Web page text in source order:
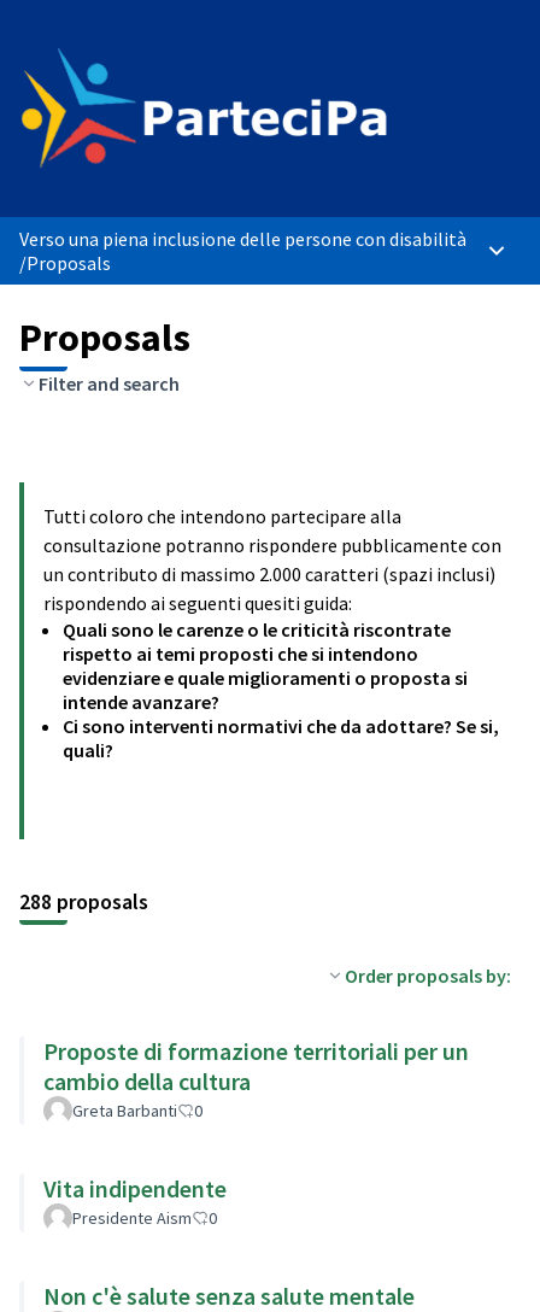
Verso una piena inclusione delle persone con disabilità
/Proposals Main
Proposals
Filter and search
Tutti coloro che intendono partecipare alla
consultazione potranno rispondere pubblicamente con
un contributo di massimo 2.000 caratteri (spazi inclusi)
rispondendo ai seguenti quesiti guida:
Quali sono le carenze o le criticità riscontrate
rispetto ai temi proposti che si intendono
evidenziare e quale miglioramenti o proposta si
intende avanzare?
Ci sono interventi normativi che da adottare? Se si,
quali?
288 proposals
Order proposals by:
Proposte di formazione territoriali per un
cambio della cultura
Greta Barbanti 0
Vita indipendente
Presidente Aism 0
Non c'è salute senza salute mentale